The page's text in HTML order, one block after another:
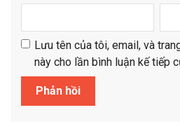
Lưu tên của tôi, email, và
này cho lần bình luận kế tiếp